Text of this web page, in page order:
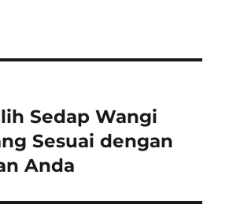
Sedap Wangi
Sesuai dengan
Anda